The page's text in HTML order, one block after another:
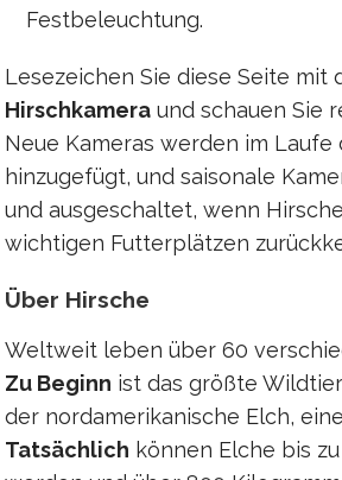
Festbeleuchtung.
Lesezeichen Sie diese Seite mit
Hirschkamera und schauen Sie
Neue Kameras werden im Laufe
hinzugefügt, und saisonale
und ausgeschaltet, wenn
wichtigen Futterplätzen
Über Hirsche
Weltweit leben über 60
Zu Beginn ist das größte
der nordamerikanische Elch,
Tatsächlich können Elche bis